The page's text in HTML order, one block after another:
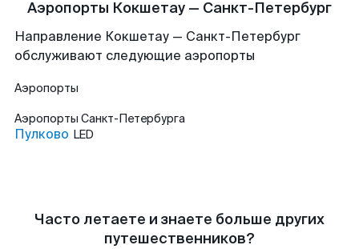
Аэропорты Кокшетау — Санкт-Петербург
Направление Кокшетау — Санкт-Петербург
обслуживают следующие аэропорты
Аэропорты
Аэропорты Санкт-Петербурга
Пулково LED
Часто летаете и знаете больше других
путешественников?